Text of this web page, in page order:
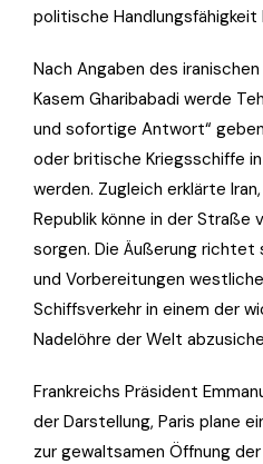
politische Handlungsfähigkeit
Nach Angaben des
Kasem Gharibabadi werde
und sofortige Antwort“
oder britische Kriegsschiffe
werden. Zugleich erklärte
Republik könne in der Straße
sorgen. Die Äußerung richtet
und Vorbereitungen
Schiffsverkehr in einem der
Nadelöhre der Welt
Frankreichs Präsident
der Darstellung, Paris plane
zur gewaltsamen Öffnung